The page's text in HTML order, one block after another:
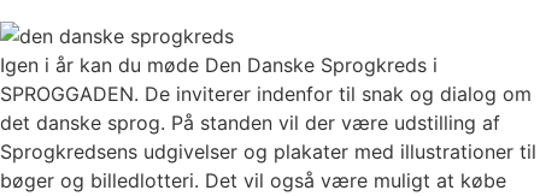
Igen i år kan du møde Den Danske Sprogkreds i
SPROGGADEN. De inviterer indenfor til snak og dialog om
det danske sprog. På standen vil der være udstilling af
Sprogkredsens udgivelser og plakater med illustrationer til
bøger og billedlotteri. Det vil også være muligt at købe